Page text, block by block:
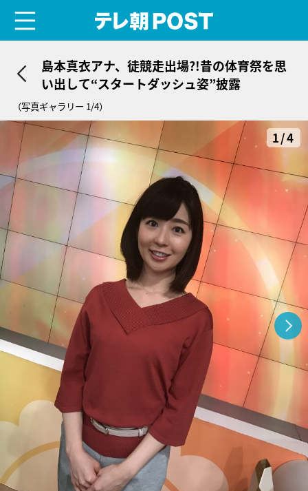
島本真衣アナ、徒競走出場?!昔の体育祭を思
い出して“スタートダッシュ姿”披露
（写真ギャラリー 1/4）
1/4